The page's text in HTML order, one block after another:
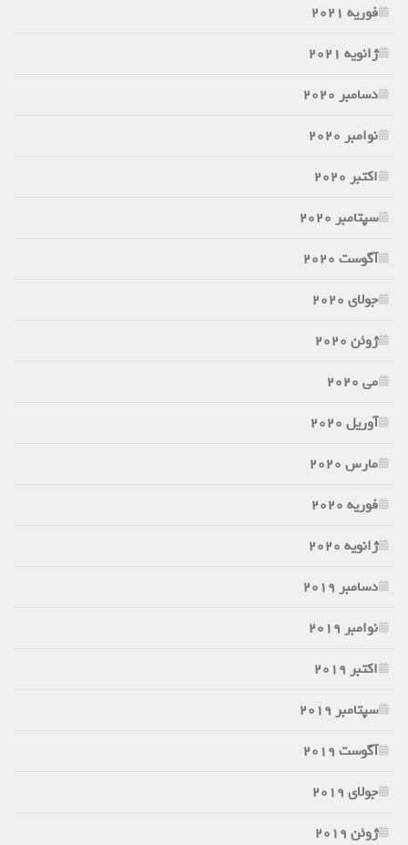
فوریه 2021
ژانویه 2021
دسامبر 2020
نوامبر 2020
اکتبر 2020
سپتامبر 2020
آگوست 2020
جولای 2020
ژوئن 2020
می 2020
آوریل 2020
مارس 2020
فوریه 2020
ژانویه 2020
دسامبر 2019
نوامبر 2019
اکتبر 2019
سپتامبر 2019
آگوست 2019
جولای 2019
ژوئن 2019